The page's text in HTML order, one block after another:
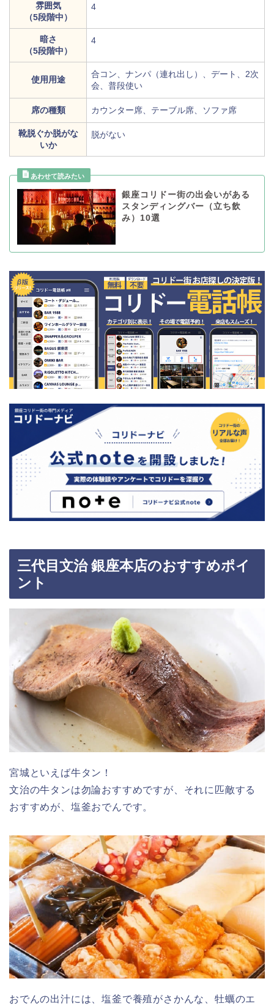
雰囲気
（5段階中）
4
暗さ
（5段階中）
4
使用用途
合コン、ナンパ（連れ出し）、デート、2次
会、普段使い
席の種類 カウンター席、テーブル席、ソファ席
靴脱ぐか脱がな
いか
脱がない
銀座コリドー街の出会いがある
スタンディングバー（立ち飲
み）10選
三代目文治 銀座本店のおすすめポイ
ント
宮城といえば牛タン！
文治の牛タンは勿論おすすめですが、それに匹敵する
おすすめが、塩釜おでんです。
おでんの出汁には、塩釜で養殖がさかんな、牡蠣のエ